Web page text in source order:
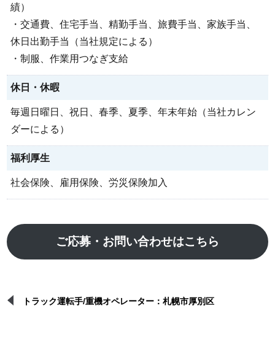
績）
・交通費、住宅手当、精勤手当、旅費手当、家族手当、
休日出勤手当（当社規定による）
・制服、作業用つなぎ支給
休日・休暇
毎週日曜日、祝日、春季、夏季、年末年始（当社カレン
ダーによる）
福利厚生
社会保険、雇用保険、労災保険加入
ご応募・お問い合わせはこちら
トラック運転手/重機オペレーター：札幌市厚別区